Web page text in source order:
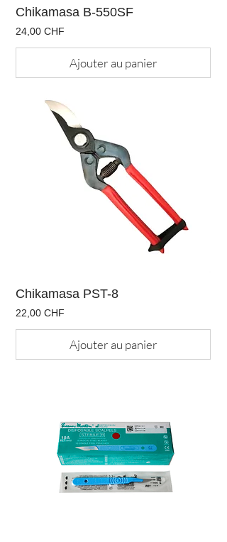
Chikamasa B-550SF
Prix
24,00 CHF
Ajouter au panier
Chikamasa PST-8
Prix
22,00 CHF
Ajouter au panier